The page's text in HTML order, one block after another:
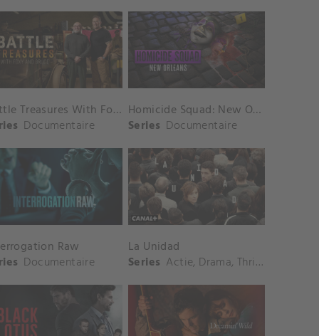
Battle Treasures With Foxy and Bruce
Documentaire
Homicide Squad: New Orleans
Series Documentaire
Raw
Documentaire
La Unidad
Series Actie, Drama,Thriller